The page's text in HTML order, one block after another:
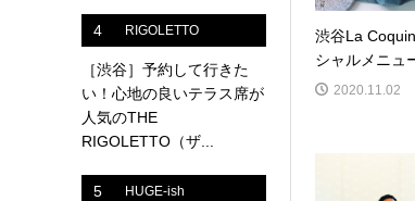
渋谷La
シャルメニュ
2020.11.02
4 RIGOLETTO
［渋谷］予約して行きた
い！心地の良いテラス席が
人気のTHE
RIGOLETTO（ザ...
5 HUGE-ish